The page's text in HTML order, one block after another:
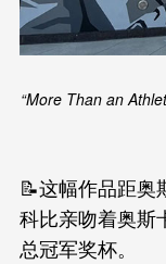
“More Than an
📝这幅作品距奥
科比亲吻着奥斯
总冠军奖杯。